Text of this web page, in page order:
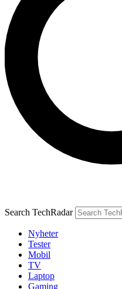
Search TechRadar
Nyheter
Tester
Mobil
TV
Laptop
Gaming